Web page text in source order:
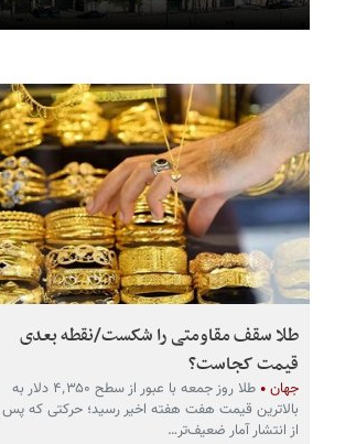
طلا سقف مقاومتی را شکست/نقطه بعدی
قیمت کجاست؟
جهان
طلا روز جمعه با عبور از سطح ۴٬۳۵۰ دلار به
بالاترین قیمت هفت هفته اخیر رسید؛ حرکتی که پس
از انتشار آمار ضعیف‌تر…